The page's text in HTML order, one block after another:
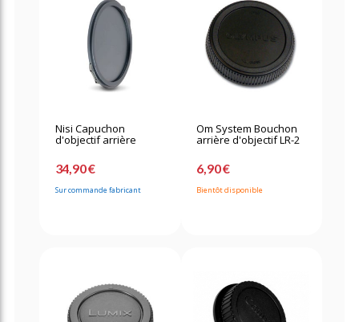
Nisi Capuchon
d'objectif arrière
34,90 €
Sur commande fabricant
Om System Bouchon
arrière d'objectif LR-2
6,90 €
Bientôt disponible